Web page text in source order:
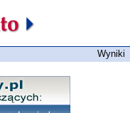
Wyniki